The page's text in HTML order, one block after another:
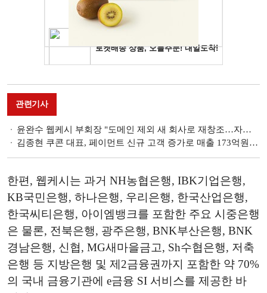
관련기사
윤완수 웹케시 부회장 "도메인 제외 새 회사로 재창조…자체 AI 생태계 구축"
김종현 쿠콘 대표, 페이먼트 신규 고객 증가로 매출 173억원 달성…글로벌 시장 진출 집중 [2025 금융사 1분기 실적]
한편, 웹케시는 과거 NH농협은행, IBK기업은행,
KB국민은행, 하나은행, 우리은행, 한국산업은행,
한국씨티은행, 아이엠뱅크를 포함한 주요 시중은행
은 물론, 전북은행, 광주은행, BNK부산은행, BNK
경남은행, 신협, MG새마을금고, Sh수협은행, 저축
은행 등 지방은행 및 제2금융권까지 포함한 약 70%
의 국내 금융기관에 e금융 SI 서비스를 제공한 바